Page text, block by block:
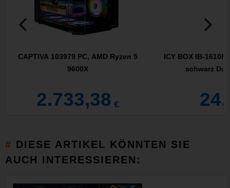
CAPTIVA 103979 PC, AMD Ryzen 5
9600X
2.733,38 €
ICY BOX IB-
schwarz
DIESE ARTIKEL KÖNNTEN SIE
AUCH INTERESSIEREN: